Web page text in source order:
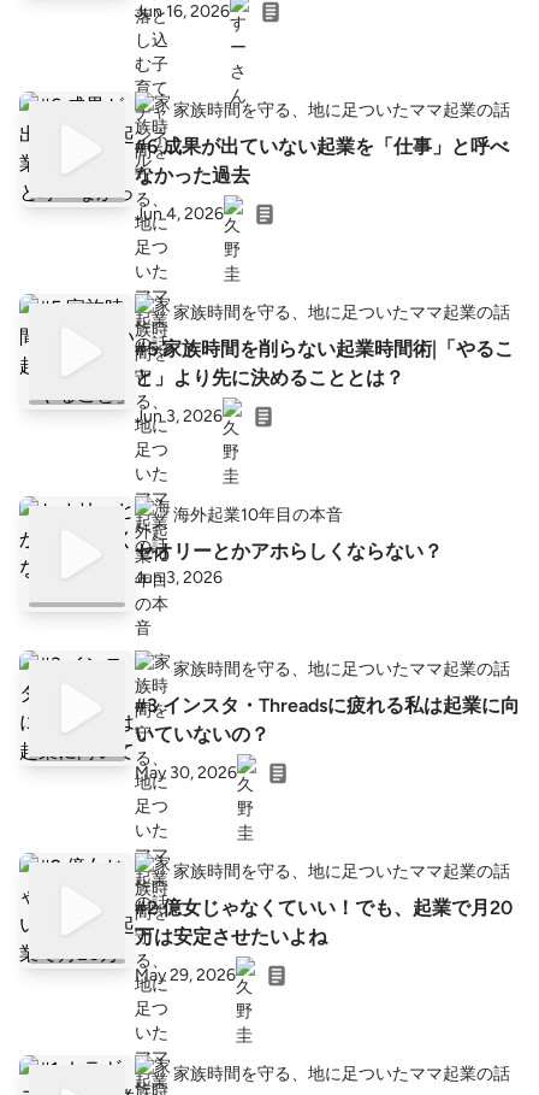
Jun 16, 2026
家族時間を守る、地に足ついたママ起業の話
#6 成果が出ていない起業を「仕事」と呼べ
なかった過去
Jun 4, 2026
家族時間を守る、地に足ついたママ起業の話
#5 家族時間を削らない起業時間術|「やるこ
と」より先に決めることとは？
Jun 3, 2026
海外起業10年目の本音
セオリーとかアホらしくならない？
Jun 3, 2026
家族時間を守る、地に足ついたママ起業の話
#3 インスタ・Threadsに疲れる私は起業に向
いていないの？
May 30, 2026
家族時間を守る、地に足ついたママ起業の話
#2 億女じゃなくていい！でも、起業で月20
万は安定させたいよね
May 29, 2026
家族時間を守る、地に足ついたママ起業の話